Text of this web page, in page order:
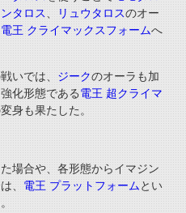
タロス リュウタロスのオー
電王 クライマックスフォームへ
いでは、 ジークのオーラも加
化形態である電王 超クライマ
身も果たした。
場合や、各形態からイマジン
、 電王 プラットフォームとい